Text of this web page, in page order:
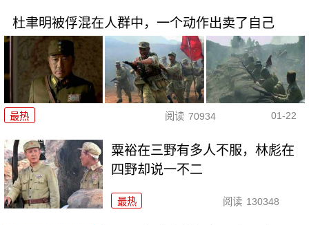
杜聿明被俘混在人群中，一个动作出卖了自己
最热 阅读 70934 01-22
粟裕在三野有多人不服，林彪在
四野却说一不二
最热 阅读 130348